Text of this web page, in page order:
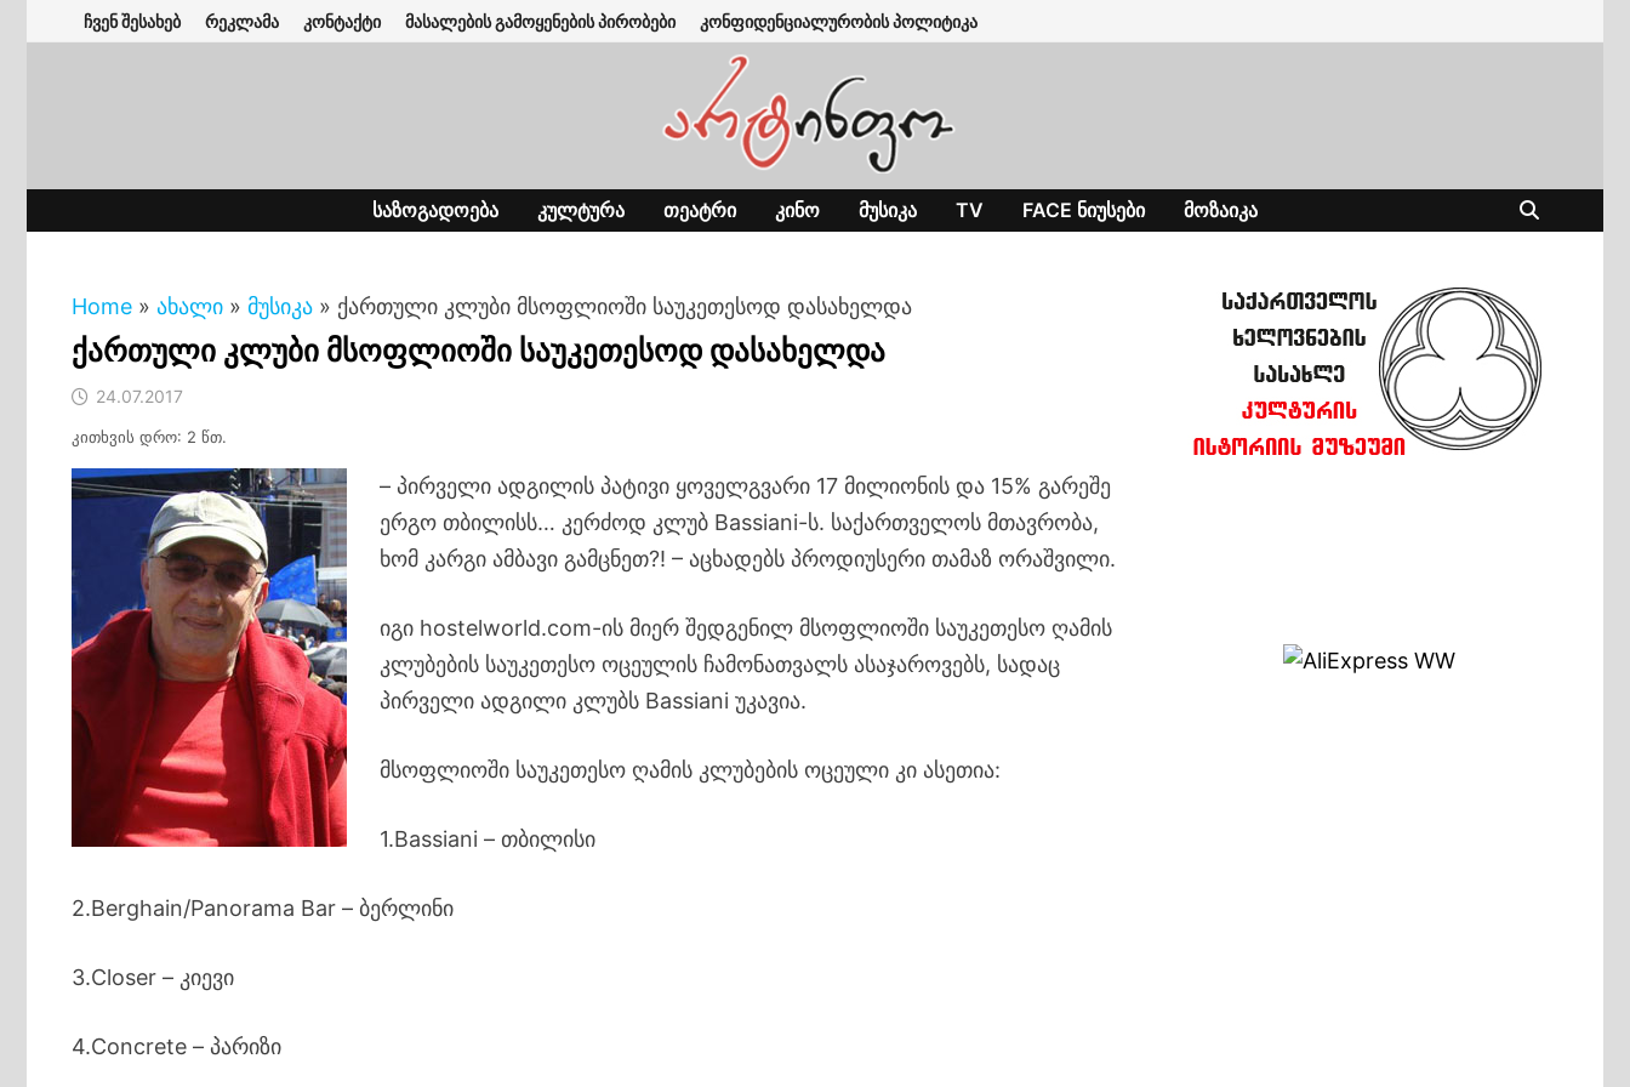
to
ჩვენ შესახებ რეკლამა კონტაქტი მასალების გამოყენების პირობები კონფიდენციალურობის პოლიტიკა
ᲡᲐᲖᲝᲒᲐᲓᲝᲔᲑᲐ ᲙᲣᲚᲢᲣᲠᲐ ᲗᲔᲐᲢᲠᲘ ᲙᲘᲜᲝ ᲛᲣᲡᲘᲙᲐ TV FACE ᲜᲘᲣᲡᲔᲑᲘ ᲛᲝᲖᲐᲘᲙᲐ
Home » ახალი » მუსიკა » ქართული კლუბი მსოფლიოში საუკეთესოდ დასახელდა
ქართული კლუბი მსოფლიოში საუკეთესოდ დასახელდა
24.07.2017
კითხვის დრო: 2 წთ.
– პირველი ადგილის პატივი ყოველგვარი 17 მილიონის და 15% გარეშე
ერგო თბილისს… კერძოდ კლუბ Bassiani-ს. საქართველოს მთავრობა,
ხომ კარგი ამბავი გამცნეთ?! – აცხადებს პროდიუსერი თამაზ ორაშვილი.
იგი hostelworld.com-ის მიერ შედგენილ მსოფლიოში საუკეთესო ღამის
კლუბების საუკეთესო ოცეულის ჩამონათვალს ასაჯაროვებს, სადაც
პირველი ადგილი კლუბს Bassiani უკავია.
მსოფლიოში საუკეთესო ღამის კლუბების ოცეული კი ასეთია:
1.Bassiani – თბილისი
2.Berghain/Panorama Bar – ბერლინი
3.Closer – კიევი
4.Concrete – პარიზი